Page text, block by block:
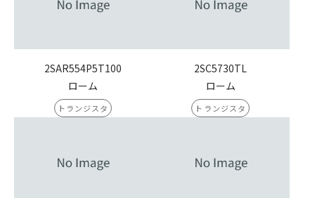
2SAR554P5T100
ローム
トランジスタ
2SC5730TL
ローム
トランジスタ